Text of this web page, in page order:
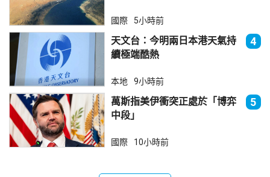
國際 5小時前
天文台：今明兩日本港天氣持
續極端酷熱
4
本地 9小時前
萬斯指美伊衝突正處於「博弈
中段」
5
國際 10小時前